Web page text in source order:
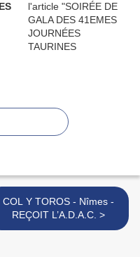
COL Y TOROS - Nîmes -
REÇOIT L’A.D.A.C. >